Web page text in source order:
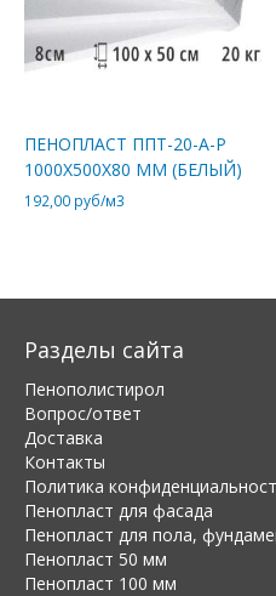
ПЕНОПЛАСТ ППТ-20-А-Р
1000Х500Х80 ММ (БЕЛЫЙ)
192,00 руб/м3
Разделы сайта
Пенополистирол
Вопрос/ответ
Доставка
Контакты
Политика
Пенопласт для фасада
Пенопласт для пола,
Пенопласт 50 мм
Пенопласт 100 мм